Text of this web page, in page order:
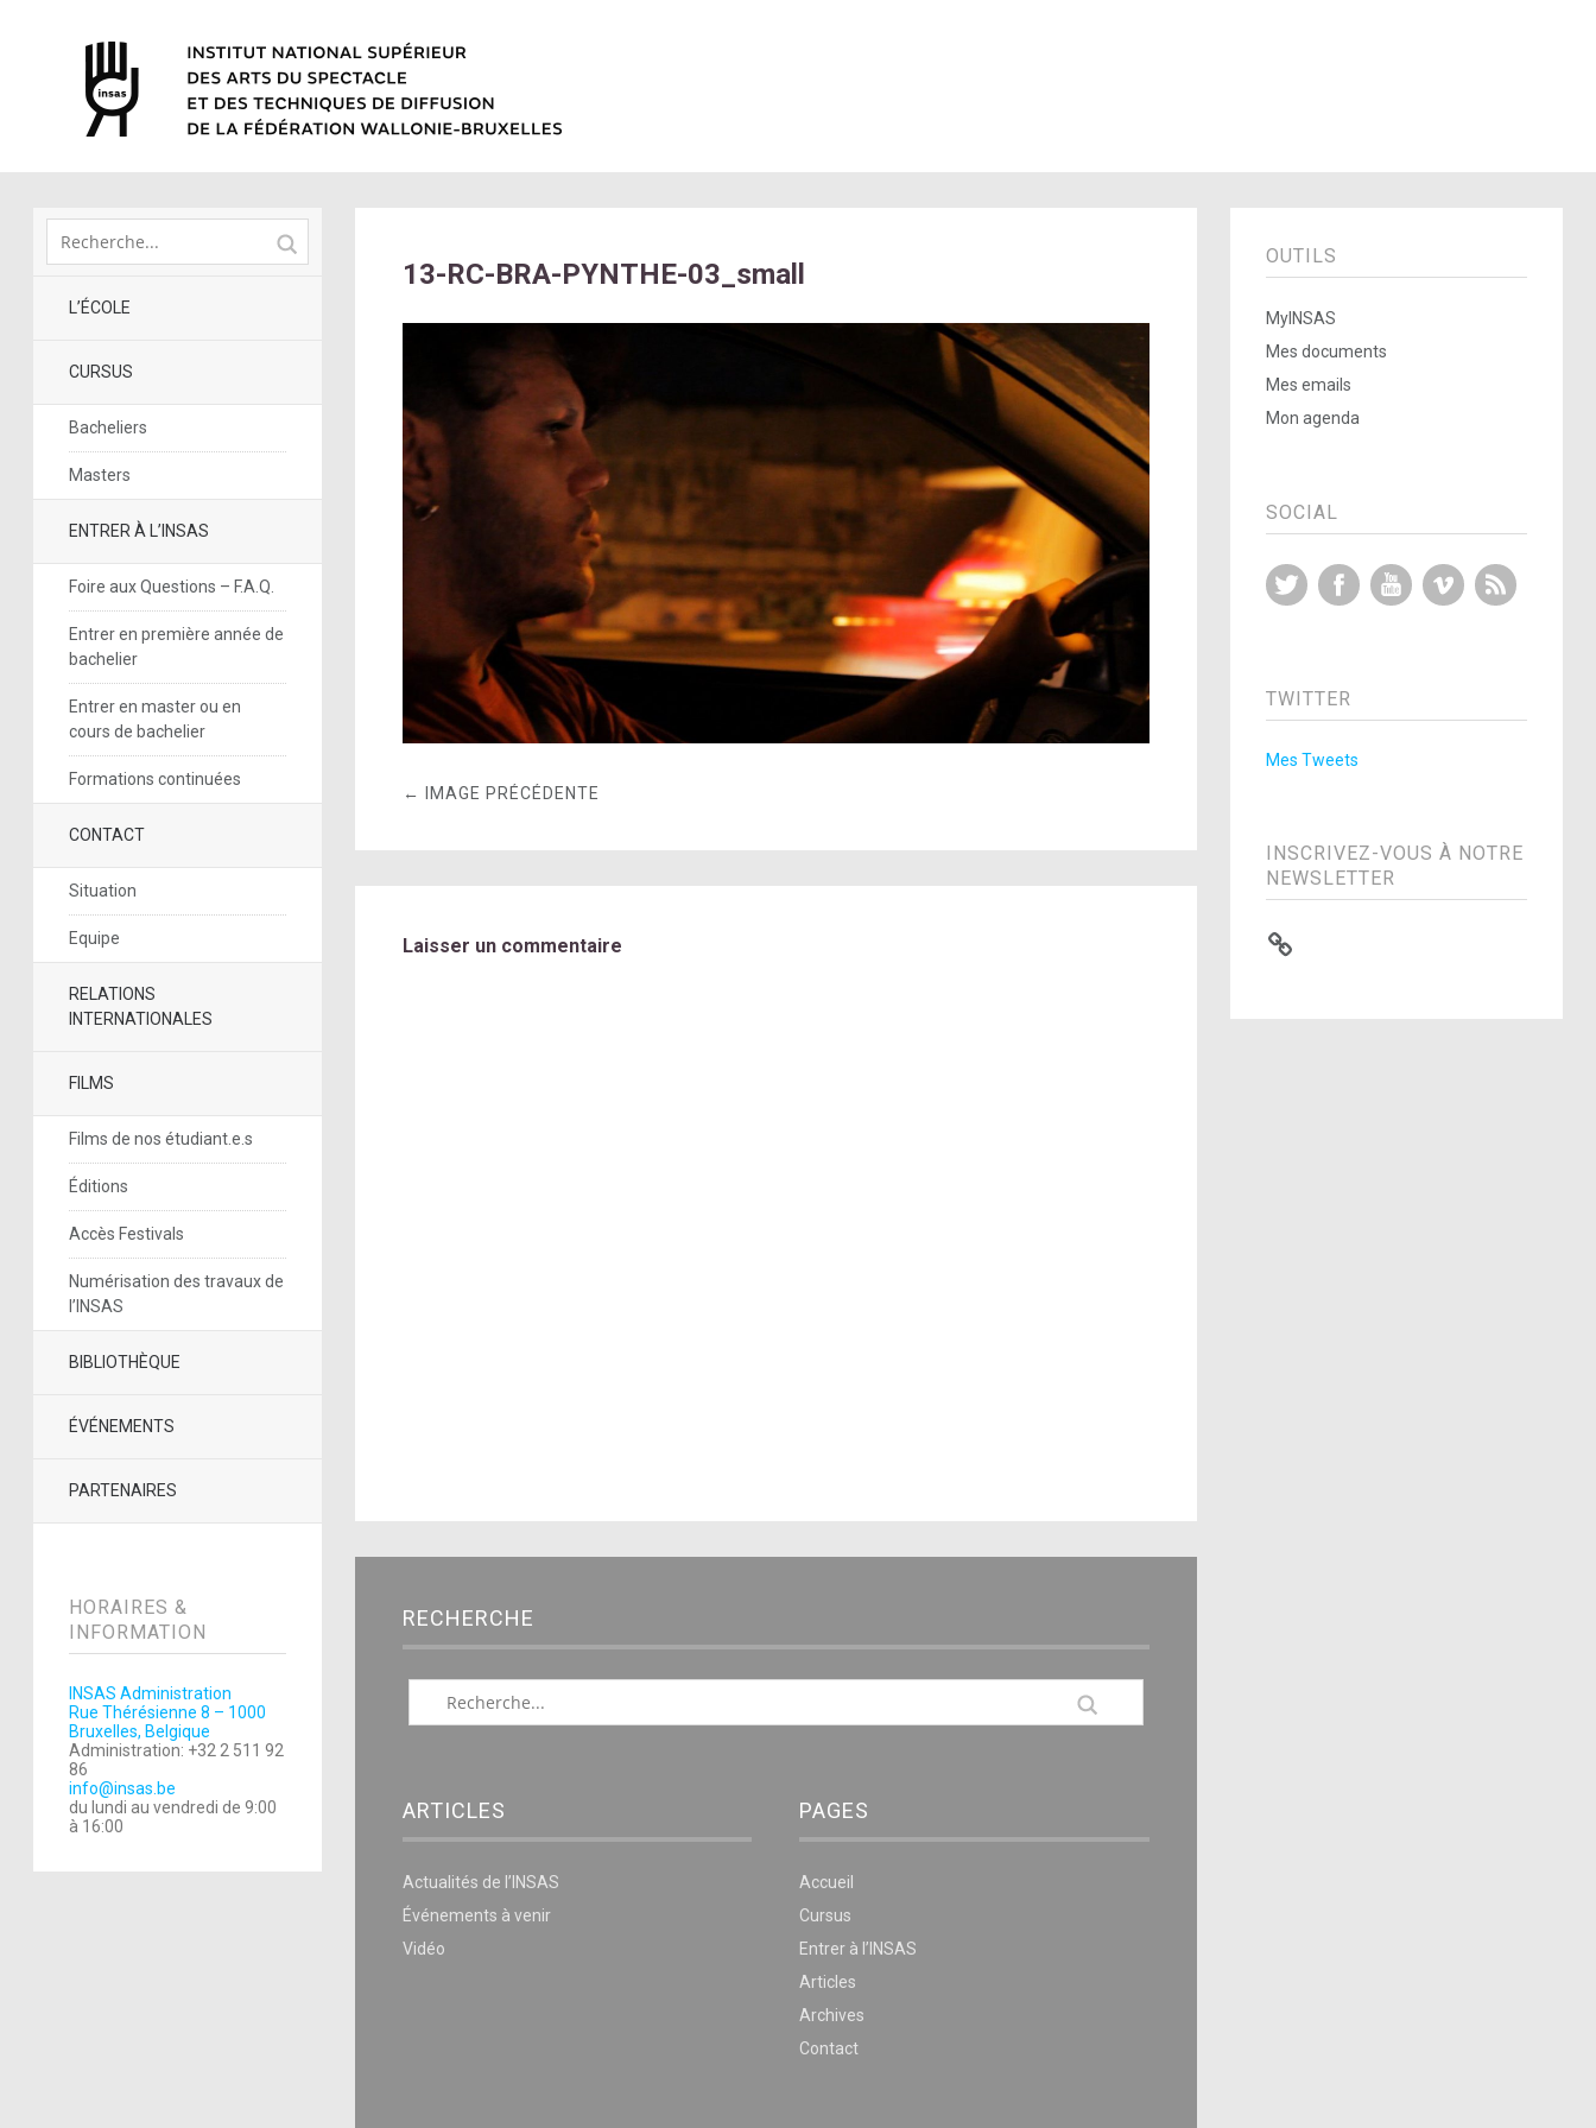
L’ÉCOLE
CURSUS
Bacheliers
Masters
ENTRER À L’INSAS
Foire aux Questions – F.A.Q.
Entrer en première année de
bachelier
Entrer en master ou en
cours de bachelier
Formations continuées
CONTACT
Situation
Equipe
RELATIONS
INTERNATIONALES
FILMS
Films de nos étudiant.e.s
Éditions
Accès Festivals
Numérisation des travaux de
l’INSAS
BIBLIOTHÈQUE
ÉVÉNEMENTS
PARTENAIRES
HORAIRES &
INFORMATION
INSAS Administration
Rue Thérésienne 8 – 1000
Bruxelles, Belgique
Administration: +32 2 511 92
86
info@insas.be
du lundi au vendredi de 9:00
à 16:00
13-RC-BRA-PYNTHE-03_small
← IMAGE PRÉCÉDENTE
Laisser un commentaire
RECHERCHE
ARTICLES
Actualités de l’INSAS
Événements à venir
Vidéo
PAGES
Accueil
Cursus
Entrer à l’INSAS
Articles
Archives
Contact
OUTILS
MyINSAS
Mes documents
Mes emails
Mon agenda
SOCIAL
Twitter FacebookYouTubeVimeo
TWITTER
Mes Tweets
INSCRIVEZ-VOUS À NOTRE
NEWSLETTER